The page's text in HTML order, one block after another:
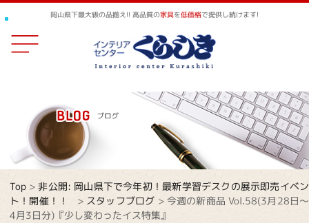
岡山県下最大級の品揃え!! 高品質の家具を低価格で提供し続けます!
Top >非公開: 岡山県下で今年初！最新学習デスクの展示即売イベン
ト！開催！！
> スタッフブログ > 今週の新商品 Vol.58(3月28日～
4月3日分)『少し変わったイス特集』